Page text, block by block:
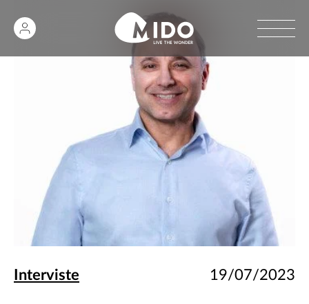
Interviste 19/07/2023